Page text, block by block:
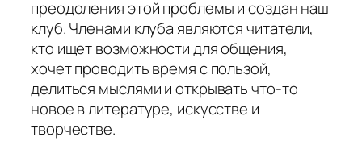
преодоления этой проблемы и создан наш
клуб. Членами клуба являются читатели,
кто ищет возможности для общения,
хочет проводить время с пользой,
делиться мыслями и открывать что-то
новое в литературе, искусстве и
творчестве.